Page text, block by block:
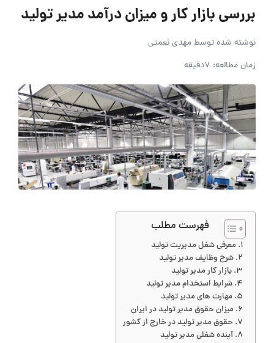
بررسی بازار کار و میزان درآمد مدیر تولید
نوشته شده توسطمهدی نعمتی
زمان مطالعه: 7دقیقه
فهرست مطلب
معرفی شغل مدیریت تولید
شرح وظایف مدیر تولید
بازار کار مدیر تولید
شرایط استخدام مدیر تولید
مهارت ‌های مدیر تولید
میزان حقوق مدیر تولید در ایران
حقوق مدیر تولید در خارج از کشور
آینده شغلی مدیر تولید